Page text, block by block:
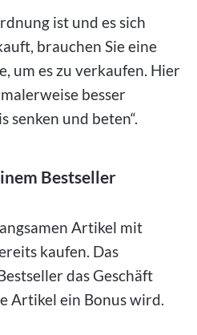
ist und es sich
brauchen Sie eine
um es zu verkaufen. Hier
besser
senken und beten“.
Bestseller
Artikel mit
kaufen. Das
das Geschäft
Artikel ein Bonus wird.